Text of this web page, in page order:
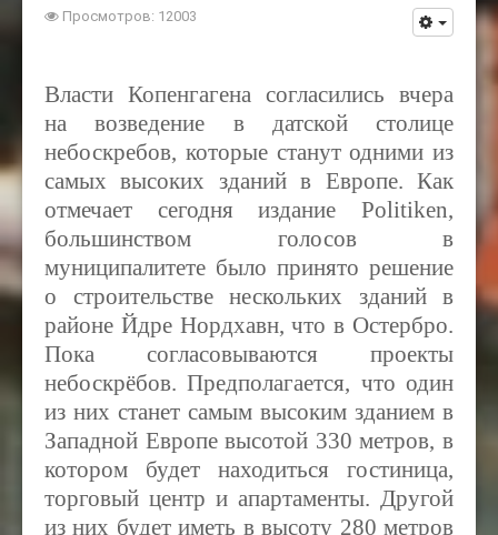
Просмотров: 12003
Власти Копенгагена согласились вчера
на возведение в датской столице
небоскребов, которые станут одними из
самых высоких зданий в Европе. Как
отмечает сегодня издание Politiken,
большинством голосов в
муниципалитете было принято решение
о строительстве нескольких зданий в
районе Йдре Нордхавн, что в Остербро.
Пока согласовываются проекты
небоскрёбов. Предполагается, что один
из них станет самым высоким зданием в
Западной Европе высотой 330 метров, в
котором будет находиться гостиница,
торговый центр и апартаменты. Другой
из них будет иметь в высоту 280 метров